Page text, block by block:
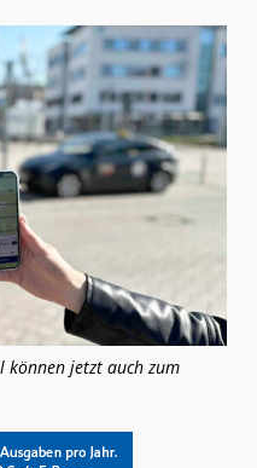
können jetzt auch zum